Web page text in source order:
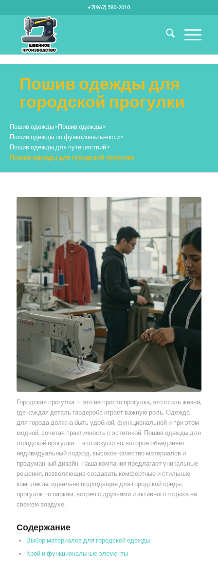
+7(967) 580-2010
Пошив одежды для
городской прогулки
Пошив одежды>Пошив одежды>
Пошив одежды по функциональности>
Пошив одежды для путешествий>
Пошив одежды для городской прогулки
Городская прогулка — это не просто прогулка, это стиль жизни,
где каждая деталь гардероба играет важную роль. Одежда
для города должна быть удобной, функциональной и при этом
модной, сочетая практичность с эстетикой. Пошив одежды для
городской прогулки — это искусство, которое объединяет
индивидуальный подход, высокое качество материалов и
продуманный дизайн. Наша компания предлагает уникальные
решения, позволяющие создавать комфортные и стильные
комплекты, идеально подходящие для городской среды,
прогулок по паркам, встреч с друзьями и активного отдыха на
свежем воздухе.
Содержание
Выбор материалов для городской одежды
Крой и функциональные элементы